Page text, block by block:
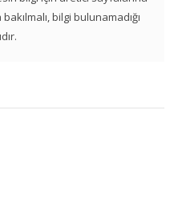
bilgi bulunamadığı